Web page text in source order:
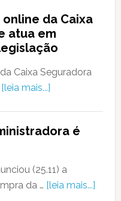
da Caixa
atua em
Caixa Seguradora
[leia mais...]
é
(25.11) a
da … [leia mais...]